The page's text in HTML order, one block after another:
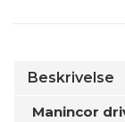
Beskrivelse
Manincor